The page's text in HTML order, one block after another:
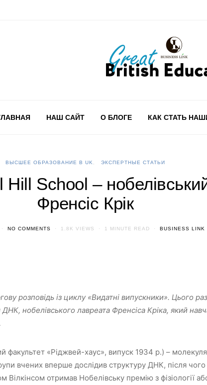
НАШ САЙТ О БЛОГЕ КАК СТАТЬ
ВЫСШЕЕ ОБРАЗОВАНИЕ В UK ЭКСПЕРТНЫЕ СТАТЬИ
Hill School –
Френсіс Крік
NO COMMENTS 1.8K VIEWS 1 MINUTE READ BUSINESS LINK
розповідь із циклу «Видатні випускники». Цього
ДНК, нобелівського лавреата Френсіса Кріка, який
факультет «Ріджвей-хаус», випуск 1934 р.) –
вчених вперше дослідив структуру ДНК, після чого
отримав Нобелівську премію з фізіології